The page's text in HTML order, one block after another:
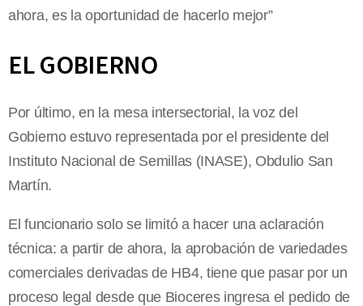
ahora, es la oportunidad de hacerlo mejor”
EL GOBIERNO
Por último, en la mesa intersectorial, la voz del
Gobierno estuvo representada por el presidente del
Instituto Nacional de Semillas (INASE), Obdulio San
Martín.
El funcionario solo se limitó a hacer una aclaración
técnica: a partir de ahora, la aprobación de variedades
comerciales derivadas de HB4, tiene que pasar por un
proceso legal desde que Bioceres ingresa el pedido de